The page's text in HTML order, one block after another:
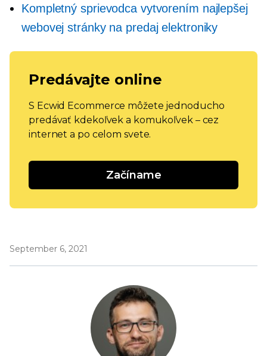
Kompletný sprievodca vytvorením najlepšej
webovej stránky na predaj elektroniky
Predávajte online
S Ecwid Ecommerce môžete jednoducho
predávať kdekoľvek a komukoľvek – cez
internet a po celom svete.
Začíname
September 6, 2021